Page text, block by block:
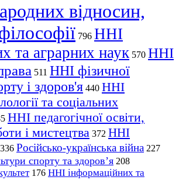
відносин,
796 ННІ
та аграрних наук 570 ННІ
511 ННІ фізичної
і здоров'я 440 ННІ
та соціальних
ННІ педагогічної освіти,
і мистецтва 372 ННІ
336 Російсько-українська війна 227
спорту та здоров’я 208
176 ННІ інформаційних та